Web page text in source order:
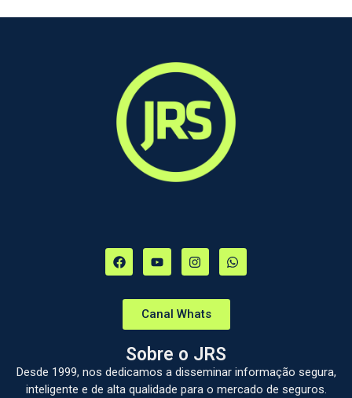
Canal Whats
Sobre o JRS
Desde 1999, nos dedicamos a disseminar informação segura,
inteligente e de alta qualidade para o mercado de seguros.